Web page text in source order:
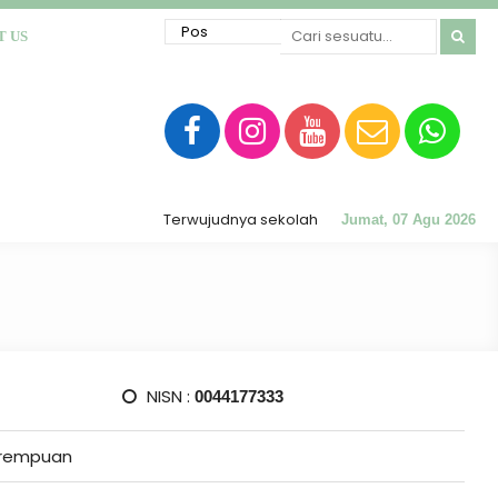
US
Jumat, 07 Agu 2026
Terwujudnya sekolah RATU (Religius, Akhlak
NISN : 0044177333